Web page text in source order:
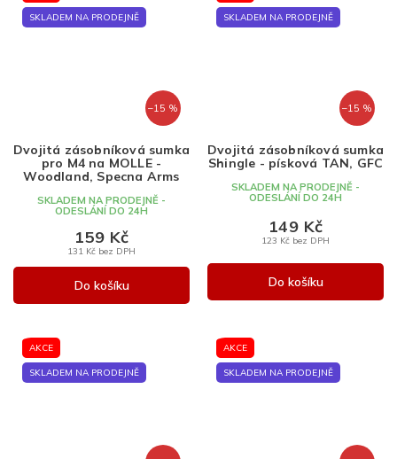
SKLADEM NA PRODEJNĚ
–15 %
Dvojitá zásobníková sumka
pro M4 na MOLLE -
Woodland, Specna Arms
SKLADEM NA PRODEJNĚ -
ODESLÁNÍ DO 24H
131 Kč bez DPH
159 Kč
Do košíku
SKLADEM NA PRODEJNĚ
–15 %
Dvojitá zásobníková sumka
Shingle - písková TAN, GFC
SKLADEM NA PRODEJNĚ -
ODESLÁNÍ DO 24H
123 Kč bez DPH
149 Kč
Do košíku
AKCE
SKLADEM NA PRODEJNĚ
AKCE
SKLADEM NA PRODEJNĚ